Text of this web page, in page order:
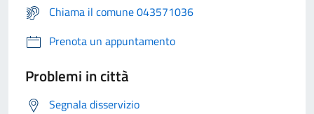
Chiama il comune 043571036
Prenota un appuntamento
Problemi in città
Segnala disservizio